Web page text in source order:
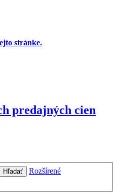
stránke.
predajných cien
Hľadať
Rozšírené